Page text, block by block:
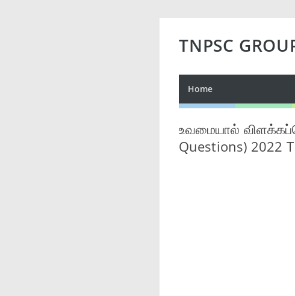
TNPSC
Home
உவமையால்
Questions) 2022